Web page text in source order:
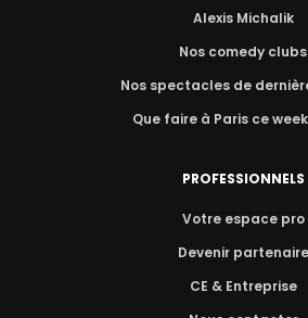
Alexis Michalik
Nos comedy clubs
Nos spectacles de
Que faire à Paris ce
PROFESSIONNELS
Votre espace pro
Devenir partenaire
CE & Entreprise